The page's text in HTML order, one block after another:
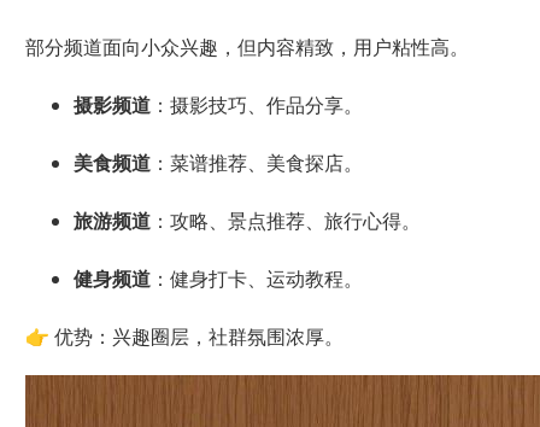
部分频道面向小众兴趣，但内容精致，用户粘性高。
摄影频道：摄影技巧、作品分享。
美食频道：菜谱推荐、美食探店。
旅游频道：攻略、景点推荐、旅行心得。
健身频道：健身打卡、运动教程。
👉 优势：兴趣圈层，社群氛围浓厚。